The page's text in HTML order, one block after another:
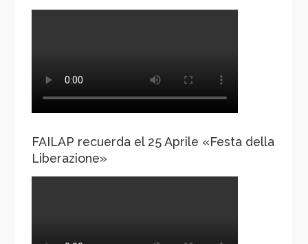
FAILAP recuerda el 25 Aprile «Festa della
Liberazione»